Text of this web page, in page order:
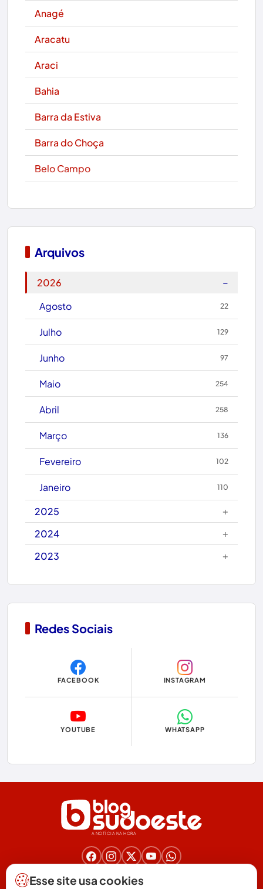
Anagé
Aracatu
Araci
Bahia
Barra da Estiva
Barra do Choça
Belo Campo
Boquira
Brumado
Caculé
Caetanos
Caetité
Candiba
Cândido Sales
Caraíbas
Carinhanha
Caturama
Chapada Diamantina
Condeúba
Copa do Mundo 2026
Dom Basílio
Economia
Educação
Eleições 2024
Encruzilhada
Érico Cardoso
Arquivos
2026
−
Agosto
22
Julho 129
Junho 97
Maio 254
Abril 258
Março 136
Fevereiro 102
Janeiro 110
2025
+
2024
+
2023
+
Redes Sociais
FACEBOOK INSTAGRAM
YOUTUBE WHATSAPP
A NOTÍCIA NA HORA
Esse site usa cookies